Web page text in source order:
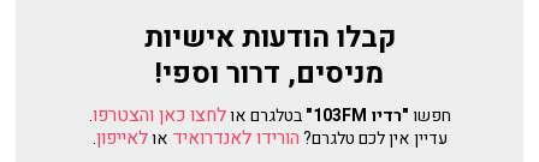
קבלו הודעות אישיות
מניסים, דרור וספי!
חפשו"רדיו 103FM" בטלגרם אולחצו כאן והצטרפו.
עדיין אין לכם טלגרם?הורידו לאנדרואיד אולאייפון.